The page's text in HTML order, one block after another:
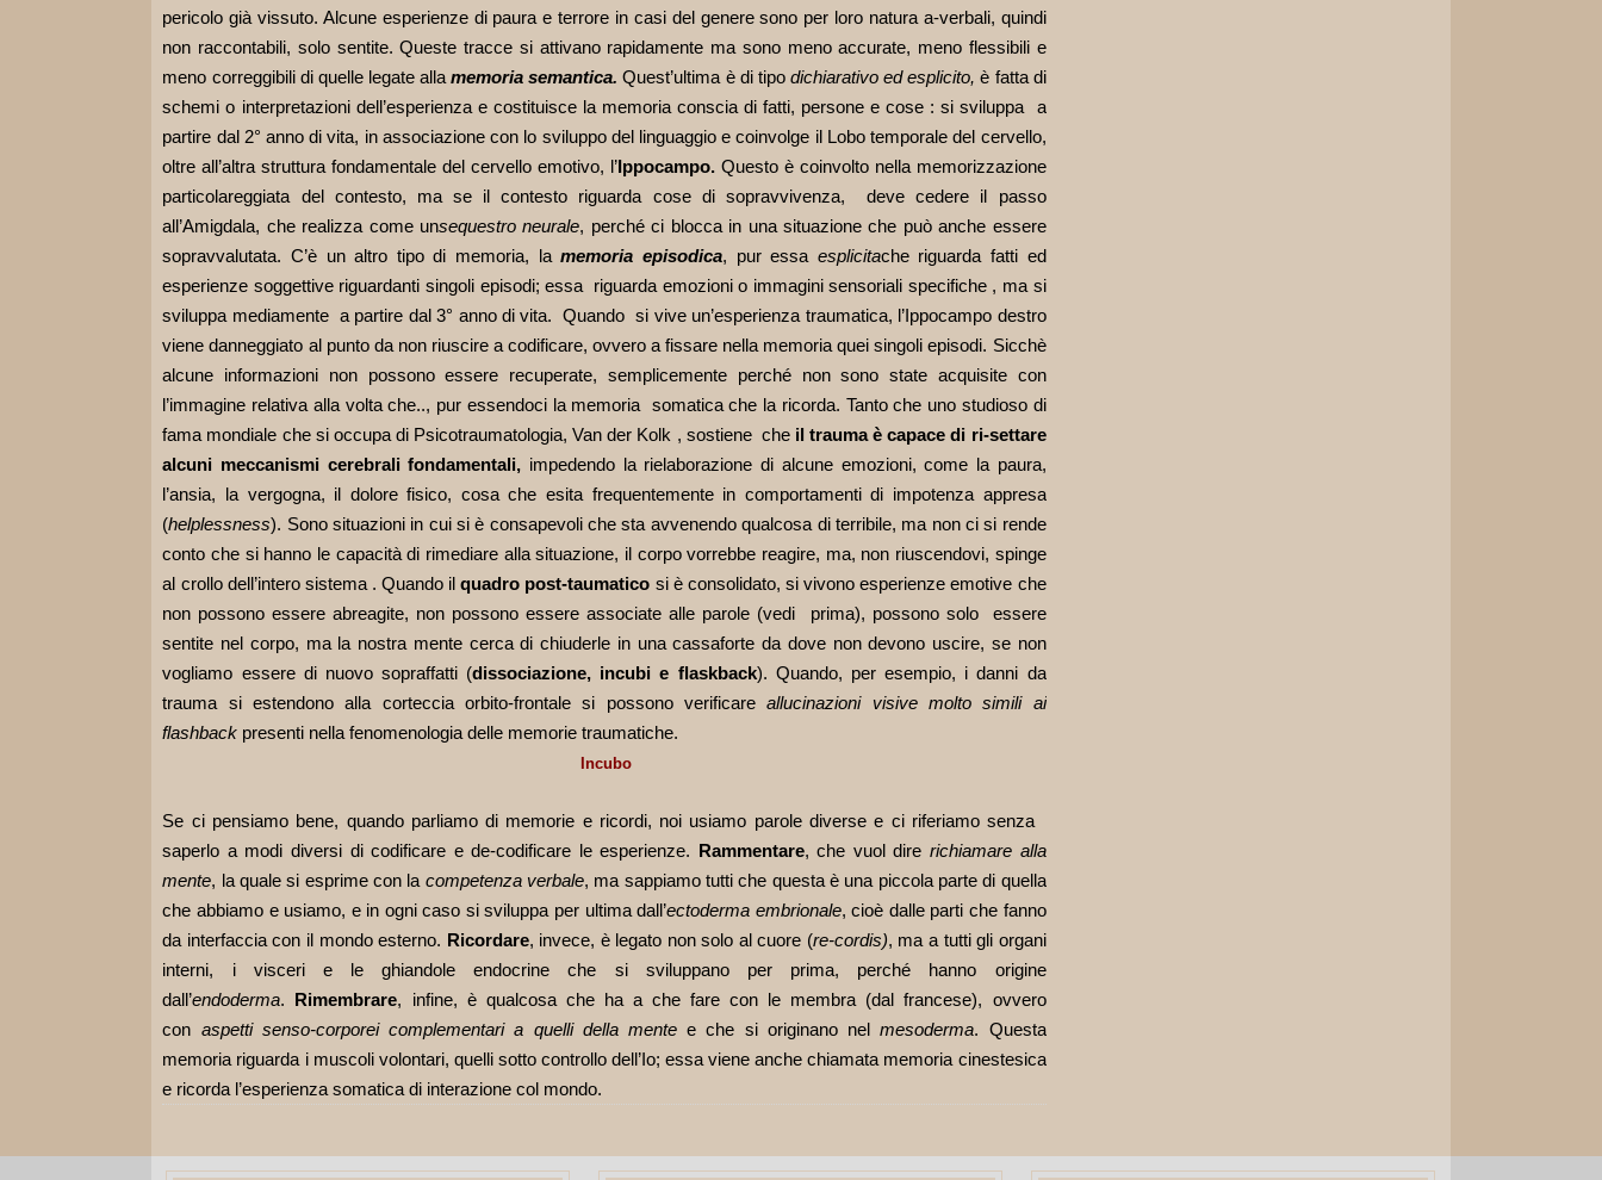
pericolo già vissuto. Alcune esperienze di paura e terrore in casi del genere sono per loro natura a-verbali, quindi
non raccontabili, solo sentite. Queste tracce si attivano rapidamente ma sono meno accurate, meno flessibili e
meno correggibili di quelle legate alla memoria semantica. Quest’ultima è di tipo dichiarativo ed esplicito, è fatta di
schemi o interpretazioni dell’esperienza e costituisce la memoria conscia di fatti, persone e cose : si sviluppa a
partire dal 2° anno di vita, in associazione con lo sviluppo del linguaggio e coinvolge il Lobo temporale del cervello,
oltre all’altra struttura fondamentale del cervello emotivo, l’Ippocampo. Questo è coinvolto nella memorizzazione
particolareggiata del contesto, ma se il contesto riguarda cose di sopravvivenza, deve cedere il passo
all’Amigdala, che realizza come unsequestro neurale, perché ci blocca in una situazione che può anche essere
sopravvalutata. C’è un altro tipo di memoria, la memoria episodica, pur essa esplicitache riguarda fatti ed
esperienze soggettive riguardanti singoli episodi; essa riguarda emozioni o immagini sensoriali specifiche , ma si
sviluppa mediamente a partire dal 3° anno di vita. Quando si vive un’esperienza traumatica, l’Ippocampo destro
viene danneggiato al punto da non riuscire a codificare, ovvero a fissare nella memoria quei singoli episodi. Sicchè
alcune informazioni non possono essere recuperate, semplicemente perché non sono state acquisite con
l’immagine relativa alla volta che.., pur essendoci la memoria somatica che la ricorda. Tanto che uno studioso di
fama mondiale che si occupa di Psicotraumatologia, Van der Kolk , sostiene che il trauma è capace di ri-settare
alcuni meccanismi cerebrali fondamentali, impedendo la rielaborazione di alcune emozioni, come la paura,
l’ansia, la vergogna, il dolore fisico, cosa che esita frequentemente in comportamenti di impotenza appresa
(helplessness). Sono situazioni in cui si è consapevoli che sta avvenendo qualcosa di terribile, ma non ci si rende
conto che si hanno le capacità di rimediare alla situazione, il corpo vorrebbe reagire, ma, non riuscendovi, spinge
al crollo dell’intero sistema . Quando il quadro post-taumatico si è consolidato, si vivono esperienze emotive che
non possono essere abreagite, non possono essere associate alle parole (vedi prima), possono solo essere
sentite nel corpo, ma la nostra mente cerca di chiuderle in una cassaforte da dove non devono uscire, se non
vogliamo essere di nuovo sopraffatti (dissociazione, incubi e flaskback). Quando, per esempio, i danni da
trauma si estendono alla corteccia orbito-frontale si possono verificare allucinazioni visive molto simili ai
flashback presenti nella fenomenologia delle memorie traumatiche.
Incubo
Se ci pensiamo bene, quando parliamo di memorie e ricordi, noi usiamo parole diverse e ci riferiamo senza
saperlo a modi diversi di codificare e de-codificare le esperienze. Rammentare, che vuol dire richiamare alla
mente, la quale si esprime con la competenza verbale, ma sappiamo tutti che questa è una piccola parte di quella
che abbiamo e usiamo, e in ogni caso si sviluppa per ultima dall’ectoderma embrionale, cioè dalle parti che fanno
da interfaccia con il mondo esterno. Ricordare, invece, è legato non solo al cuore (re-cordis), ma a tutti gli organi
interni, i visceri e le ghiandole endocrine che si sviluppano per prima, perché hanno origine
dall’endoderma. Rimembrare, infine, è qualcosa che ha a che fare con le membra (dal francese), ovvero
con aspetti senso-corporei complementari a quelli della mente e che si originano nel mesoderma. Questa
memoria riguarda i muscoli volontari, quelli sotto controllo dell’Io; essa viene anche chiamata memoria cinestesica
e ricorda l’esperienza somatica di interazione col mondo.